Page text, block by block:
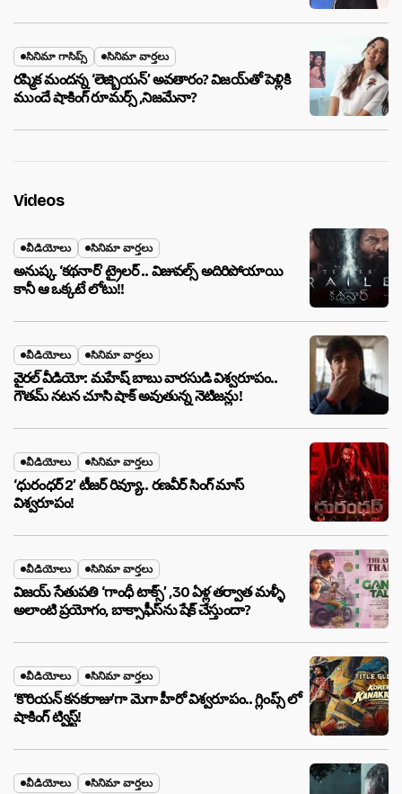
సినిమా గాసిప్స్ సినిమా వార్తలు
రష్మిక మందన్న ‘లెజ్బియన్’ అవతారం? విజయ్‌తో పెళ్లికి
ముందే షాకింగ్ రూమర్స్ ,నిజమేనా?
Videos
వీడియోలు సినిమా వార్తలు
అనుష్క ‘కథనార్’ ట్రైలర్ .. విజువల్స్ అదిరిపోయాయి
కానీ ఆ ఒక్కటే లోటు!!
వీడియోలు సినిమా వార్తలు
వైరల్ వీడియో: మహేష్ బాబు వారసుడి విశ్వరూపం..
గౌతమ్ నటన చూసి షాక్ అవుతున్న నెటిజన్లు!
వీడియోలు సినిమా వార్తలు
‘ధురంధర్ 2’ టీజర్ రివ్యూ.. రణవీర్ సింగ్ మాస్
విశ్వరూపం!
వీడియోలు సినిమా వార్తలు
విజయ్ సేతుపతి ‘గాంధీ టాక్స్’ ,30 ఏళ్ల తర్వాత మళ్ళీ
అలాంటి ప్రయోగం, బాక్సాఫీస్‌ను షేక్ చేస్తుందా?
వీడియోలు సినిమా వార్తలు
‘కొరియన్ కనకరాజు’గా మెగా హీరో విశ్వరూపం.. గ్లింప్స్ లో
షాకింగ్ ట్విస్ట్!
వీడియోలు సినిమా వార్తలు